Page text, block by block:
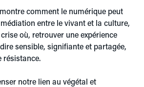
montre comment le numérique peut
entre le vivant et la culture,
où, retrouver une expérience
sensible, signifiante et partagée,
résistance.
notre lien au végétal et